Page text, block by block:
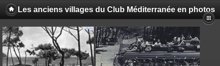
Les anciens villages du Club Méditerranée en photos